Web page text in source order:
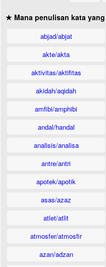
★ Mana penulisan kata
abjad/abjat
akte/akta
aktivitas/aktifitas
akidah/aqidah
amfibi/amphibi
andal/handal
analisis/analisa
antre/antri
apotek/apotik
asas/azaz
atlet/atlit
atmosfer/atmosfir
azan/adzan